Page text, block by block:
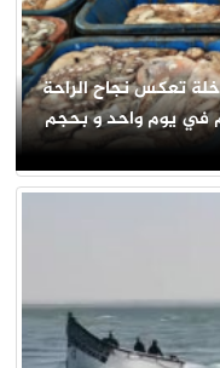
تعكس نجاح الراحة
و81 مليون درهم في يوم واحد و بحجم